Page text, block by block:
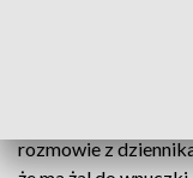
rozmowie z